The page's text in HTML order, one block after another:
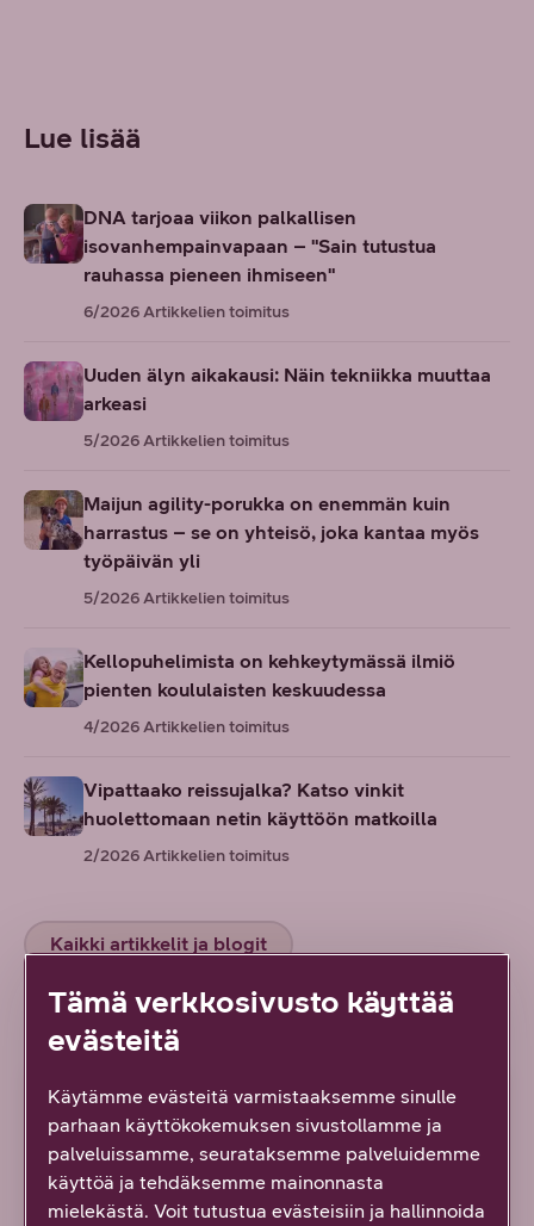
Lue lisää
DNA tarjoaa viikon palkallisen
isovanhempainvapaan – "Sain tutustua
rauhassa pieneen ihmiseen"
6/2026Artikkelien toimitus
Uuden älyn aikakausi: Näin tekniikka muuttaa
arkeasi
5/2026Artikkelien toimitus
Maijun agility-porukka on enemmän kuin
harrastus – se on yhteisö, joka kantaa myös
työpäivän yli
5/2026Artikkelien toimitus
Kellopuhelimista on kehkeytymässä ilmiö
pienten koululaisten keskuudessa
4/2026Artikkelien toimitus
Vipattaako reissujalka? Katso vinkit
huolettomaan netin käyttöön matkoilla
2/2026Artikkelien toimitus
Kaikki artikkelit ja blogit
Tuoreimmat artikkelit ja blogit
ARTIKKELI
Tämä verkkosivusto käyttää
evästeitä
Käytämme evästeitä varmistaaksemme sinulle
parhaan käyttökokemuksen sivustollamme ja
palveluissamme, seurataksemme palveluidemme
käyttöä ja tehdäksemme mainonnasta
mielekästä. Voit tutustua evästeisiin ja hallinnoida